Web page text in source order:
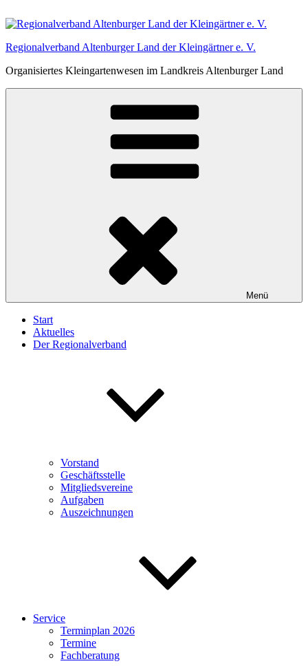
Inhalt
Regionalverband Altenburger Land der Kleingärtner e. V.
Organisiertes Kleingartenwesen im Landkreis Altenburger Land
Menü
Start
Aktuelles
Der Regionalverband
Vorstand
Geschäftsstelle
Mitgliedsvereine
Aufgaben
Auszeichnungen
Service
Terminplan 2026
Termine
Fachberatung